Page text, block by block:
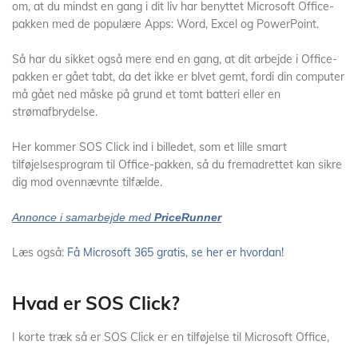
om, at du mindst en gang i dit liv har benyttet Microsoft Office-
pakken med de populære Apps: Word, Excel og PowerPoint.
Så har du sikket også mere end en gang, at dit arbejde i Office-
pakken er gået tabt, da det ikke er blvet gemt, fordi din computer
må gået ned måske på grund et tomt batteri eller en
strømafbrydelse.
Her kommer SOS Click ind i billedet, som et lille smart
tilføjelsesprogram til Office-pakken, så du fremadrettet kan sikre
dig mod ovennævnte tilfælde.
Annonce i samarbejde med PriceRunner
Læs også: Få Microsoft 365 gratis, se her er hvordan!
Hvad er SOS Click?
I korte træk så er SOS Click er en tilføjelse til Microsoft Office,